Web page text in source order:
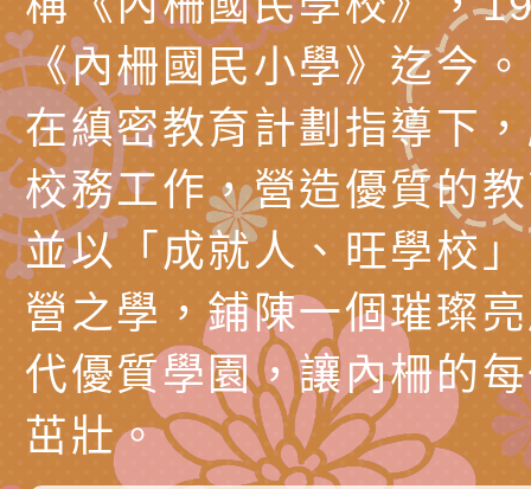
用分析培訓研習」之
調整
治中心依常見案例製
剝削防制宣導影片
性(防空)演習執行計
轉桃園市政府「
（防空）演習－行動
演練」
檢送桃園市政府家庭
「115年度祖孫樂淘
節慶祝活動」海報電
函轉本府新聞處檢送
交通安全宣導標語播
道安宣導影像素材
檢送桃園市政府LED
字稿及LCD託播影片
檢送行政院新聞傳播
月份公共服務政策溝
訊
檢送本市馬祖新村眷
區《植地有聲》主題
有關本市辦理115年
專注力研習營 「正
緒學習與生命教育(
檢送桃園市政府LED
字稿及LCD託播影片
函轉「2026台東博
《內柵國民小學》迄今。
在縝密教育計劃指導下
校務工作，營造優質的
並以「成就人、旺學校
營之學，鋪陳一個璀璨
代優質學園，讓內柵的
茁壯。